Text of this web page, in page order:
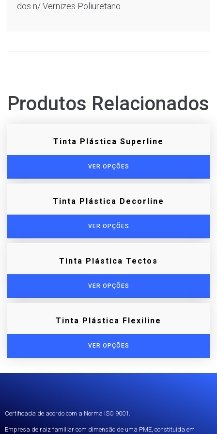
dos n/ Vernizes Poliuretano.
Produtos Relacionados
Tinta Plástica Superline
VER OPÇÕES
Tinta Plástica Decorline
VER OPÇÕES
Tinta Plástica Tectos
VER OPÇÕES
Tinta Plástica Flexiline
VER OPÇÕES
Certificada de acordo com a Norma ISO 9001.
Empresa de raiz familiar com dimensão de uma PME, constituída em